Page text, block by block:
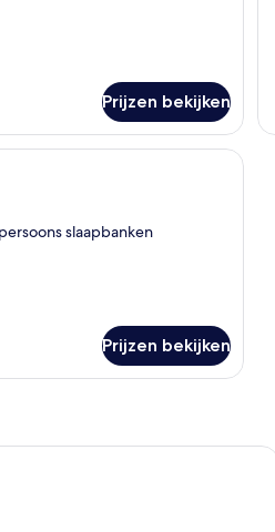
Prijzen bekijken
Een hotelkamer met een bed, twee
slaapbanken
Prijzen bekijken
Argana